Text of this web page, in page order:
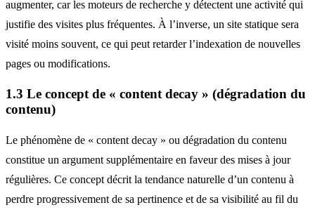
augmenter, car les moteurs de recherche y détectent une activité qui
justifie des visites plus fréquentes. À l’inverse, un site statique sera
visité moins souvent, ce qui peut retarder l’indexation de nouvelles
pages ou modifications.
1.3 Le concept de « content decay » (dégradation du
contenu)
Le phénomène de « content decay » ou dégradation du contenu
constitue un argument supplémentaire en faveur des mises à jour
régulières. Ce concept décrit la tendance naturelle d’un contenu à
perdre progressivement de sa pertinence et de sa visibilité au fil du